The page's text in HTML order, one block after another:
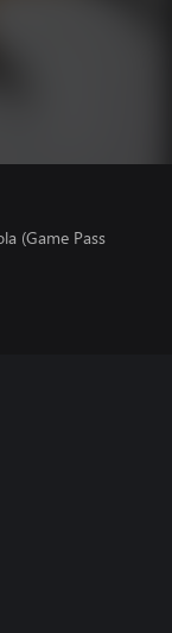
(Game Pass